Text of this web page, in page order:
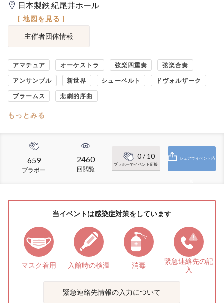
日本製鉄 紀尾井ホール
[ 地図を見る ]
主催者団体情報
アマチュア オーケストラ 弦楽四重奏 弦楽合奏
アンサンブル 新世界 シューベルト ドヴォルザーク
ブラームス 悲劇的序曲
もっとみる
659
ブラボー
2460
回閲覧
0/ 10
ブラボーでイベント応援
シェアでイベント応
当イベントは感染症対策をしています
マスク着用 入館時の検温 消毒 緊急連絡先の記
入
緊急連絡先情報の入力について